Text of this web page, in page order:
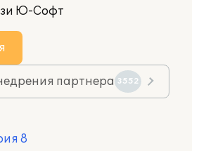
Ю-Софт
партнера 3552
8